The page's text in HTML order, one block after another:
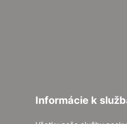
Informácie k